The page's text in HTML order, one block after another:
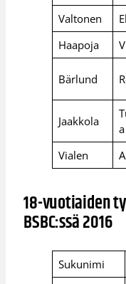
Valtonen
Haapoja
Bärlund
Jaakkola
a
Vialen
18-vuotiaiden
BSBC:ssä 2016
Sukunimi